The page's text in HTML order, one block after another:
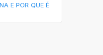
E POR QUE É